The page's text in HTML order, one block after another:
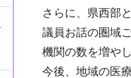
さらに、県西部
議員お話の圏域
機関の数を増や
今後、地域の医